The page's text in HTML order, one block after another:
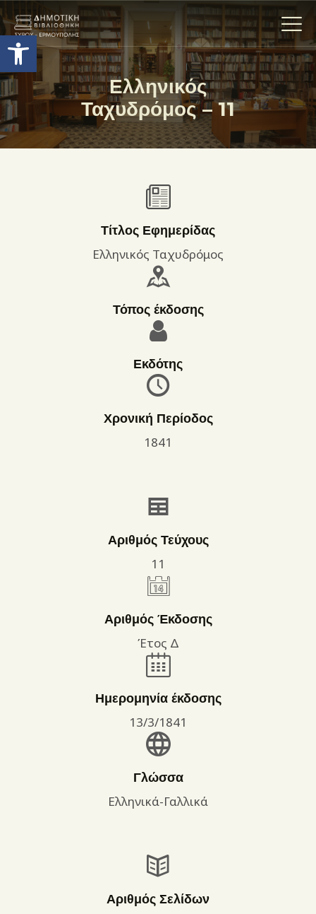
Ανοίξτε τη γραμμή εργαλείων
Ελληνικός
Ταχυδρόμος – 11
Η ΒΙΒΛΙΟΘΗΚΗ
ΟΙ ΣΥΛΛΟΓΈΣ
ΕΚΘΕΣΕΙΣ
ΨΗΦΙΑΚΌ ΑΡΧΕΊΟ
ΔΡΑΣΤΗΡΙΟΤΗΤΕΣ
ΕΠΙΚΟΙΝΩΝΊΑ
ΌΡΟΙ ΧΡΉΣΗΣ
Τίτλος Εφημερίδας
Ελληνικός Ταχυδρόμος
Τόπος έκδοσης
Εκδότης
Χρονική Περίοδος
1841
Αριθμός Τεύχους
11
Αριθμός Έκδοσης
Έτος Δ
Ημερομηνία έκδοσης
13/3/1841
Γλώσσα
Ελληνικά-Γαλλικά
Αριθμός Σελίδων